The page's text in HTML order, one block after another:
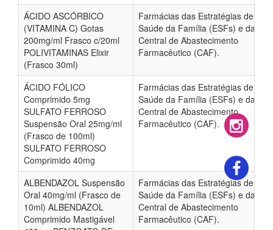
ÁCIDO ASCÓRBICO
(VITAMINA C) Gotas
200mg/ml Frasco c/20ml
POLIVITAMINAS Elixir
(Frasco 30ml)
Farmácias das Estratégias de
Saúde da Família (ESFs) e da
Central de Abastecimento
Farmacêutico (CAF).
ÁCIDO FÓLICO
Comprimido 5mg
SULFATO FERROSO
Suspensão Oral 25mg/ml
(Frasco de 100ml)
SULFATO FERROSO
Comprimido 40mg
Farmácias das Estratégias de
Saúde da Família (ESFs) e da
Central de Abastecimento
Farmacêutico (CAF).
ALBENDAZOL Suspensão
Oral 40mg/ml (Frasco de
10ml) ALBENDAZOL
Comprimido Mastigável
Farmácias das Estratégias de
Saúde da Família (ESFs) e da
Central de Abastecimento
Farmacêutico (CAF).